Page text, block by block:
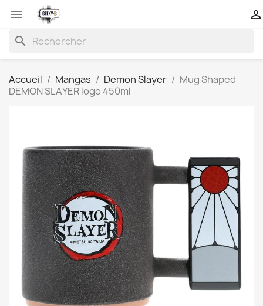


search
Accueil Mangas Demon Slayer
Mug Shaped
DEMON SLAYER logo 450ml